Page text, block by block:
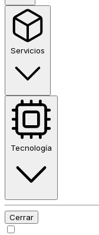
Servicios
Tecnología
Cerrar